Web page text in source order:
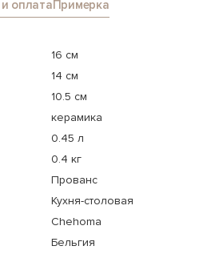
оплатаПримерка
16 см
14 см
10.5 см
керамика
0.45 л
0.4 кг
Прованс
Кухня-столовая
Chehoma
Бельгия